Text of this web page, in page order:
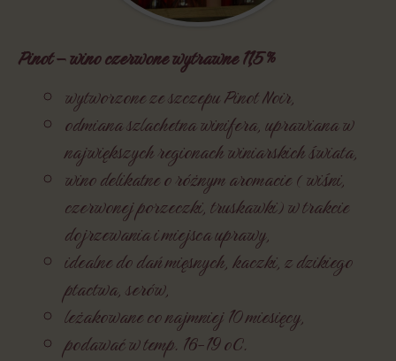
Pinot – wino czerwone wytrawne 11,5 %
wytworzone ze szczepu Pinot Noir,
odmiana szlachetna winifera, uprawiana w
największych regionach winiarskich świata,
wino delikatne o różnym aromacie ( wiśni,
czerwonej porzeczki, truskawki) w trakcie
dojrzewania i miejsca uprawy,
idealne do dań mięsnych, kaczki, z dzikiego
ptactwa, serów,
leżakowane co najmniej 10 miesięcy,
podawać w temp. 16-19 oC.